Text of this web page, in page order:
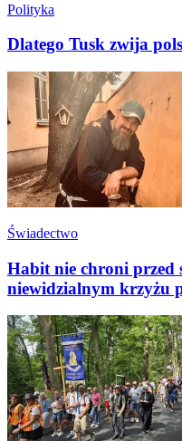
Polityka
Dlatego Tusk zwija
Świadectwo
Habit nie chroni przed
niewidzialnym krzyżu